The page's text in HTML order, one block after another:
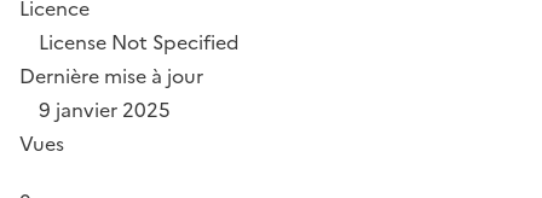
Licence
License Not Specified
Dernière mise à jour
9 janvier 2025
Vues